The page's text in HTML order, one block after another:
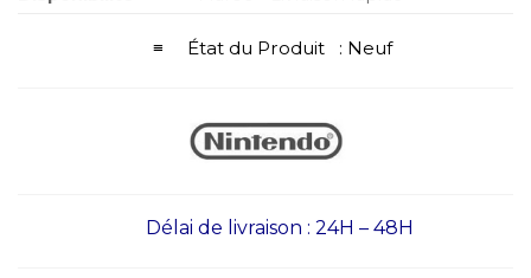
≡ État du Produit : Neuf
Délai de livraison : 24H – 48H